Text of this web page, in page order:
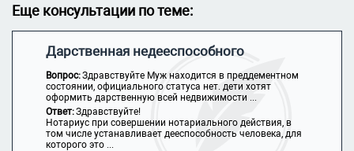
Еще консультации по теме:
Дарственная недееспособного
Вопрос:Здравствуйте Муж находится в преддементном
состоянии, официального статуса нет. дети хотят
оформить дарственную всей недвижимости ...
Ответ:Здравствуйте!
Нотариус при совершении нотариального действия, в
том числе устанавливает дееспособность человека, для
которого это ...